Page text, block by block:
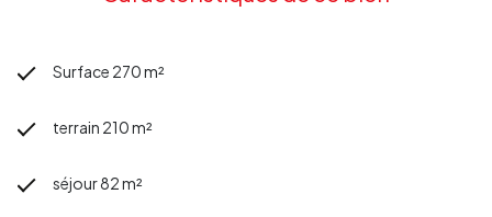
Surface 270 m²
terrain 210 m²
séjour 82 m²